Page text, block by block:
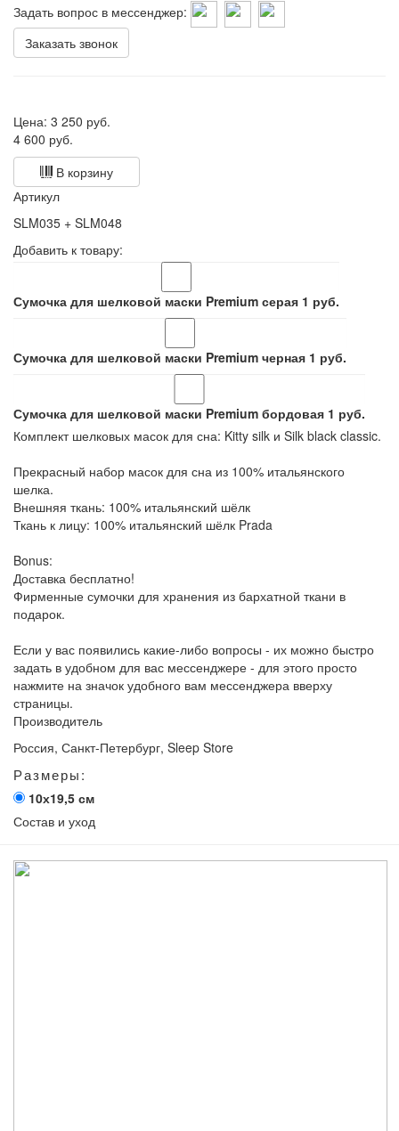
Задать вопрос в мессенджер:
Заказать звонок
Цена: 3 250 руб.
4 600 руб.
В корзину
Артикул
SLM035 + SLM048
Добавить к товару:
Сумочка для шелковой маски Premium серая 1 руб.
Сумочка для шелковой маски Premium черная 1 руб.
Сумочка для шелковой маски Premium бордовая 1 руб.
Комплект шелковых масок для сна: Kitty silk и Silk black classic.
Прекрасный набор масок для сна из 100% итальянского
шелка.
Внешняя ткань: 100% итальянский шёлк
Ткань к лицу: 100% итальянский шёлк Prada
Bonus:
Доставка бесплатно!
Фирменные сумочки для хранения из бархатной ткани в
подарок.
Если у вас появились какие-либо вопросы - их можно быстро
задать в удобном для вас мессенджере - для этого просто
нажмите на значок удобного вам мессенджера вверху
страницы.
Производитель
Россия, Санкт-Петербург, Sleep Store
Размеры:
10х19,5 см
Состав и уход